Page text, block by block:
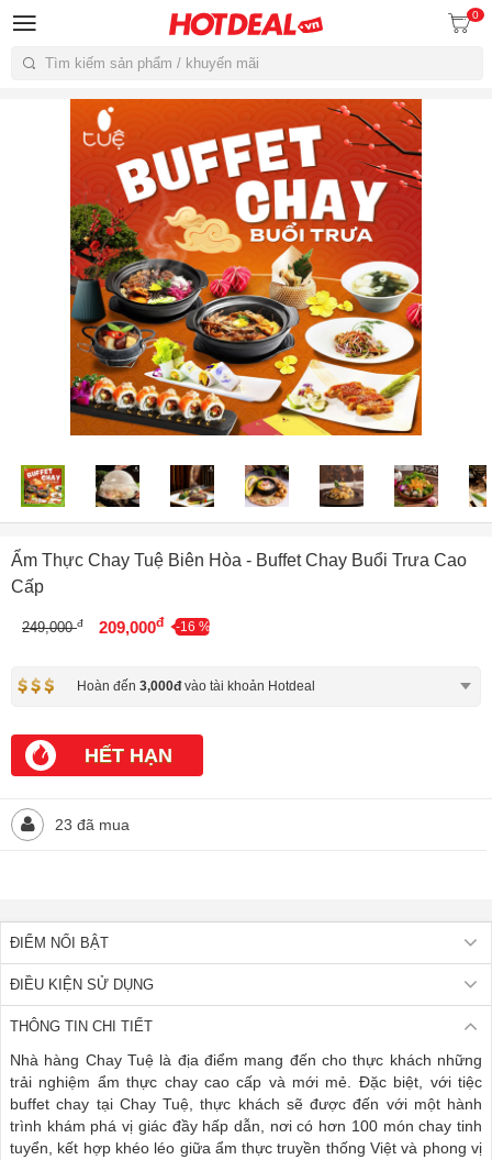
Tìm kiếm
0
Ẩm Thực Chay Tuệ Biên Hòa - Buffet Chay Buổi Trưa Cao
Cấp
249,000đ 209,000đ -16 %
Hoàn đến3,000đvào tài khoản Hotdeal
HẾT HẠN
23 đã mua
ĐIỂM NỔI BẬT
ĐIỀU KIỆN SỬ DỤNG
THÔNG TIN CHI TIẾT
Nhà hàng Chay Tuệ là địa điểm mang đến cho thực khách những
trải nghiệm ẩm thực chay cao cấp và mới mẻ. Đặc biệt, với tiệc
buffet chay tại Chay Tuệ, thực khách sẽ được đến với một hành
trình khám phá vị giác đầy hấp dẫn, nơi có hơn 100 món chay tinh
tuyển, kết hợp khéo léo giữa ẩm thực truyền thống Việt và phong vị